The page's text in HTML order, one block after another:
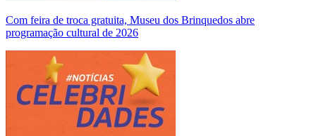
Com feira de troca gratuita, Museu dos Brinquedos abre
programação cultural de 2026